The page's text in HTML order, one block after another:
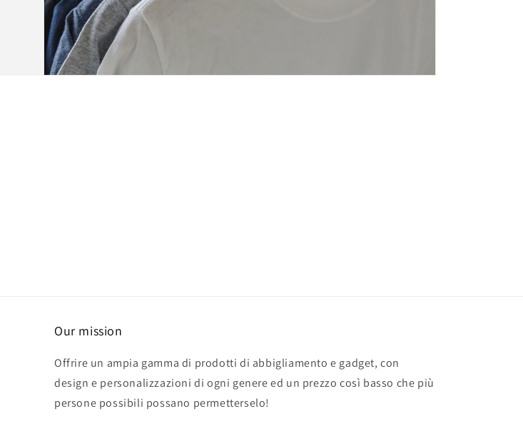
Our mission
Offrire un ampia gamma di prodotti di abbigliamento e gadget, con
design e personalizzazioni di ogni genere ed un prezzo così basso che più
persone possibili possano permetterselo!